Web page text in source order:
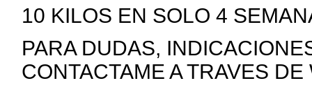
10 KILOS EN SOLO 4
PARA DUDAS,
CONTACTAME A TRAVES